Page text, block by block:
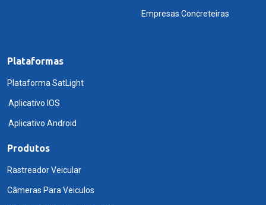
Empresas Concreteiras
Plataformas
Plataforma SatLight
Aplicativo IOS
Aplicativo Android
Produtos
Rastreador Veicular
Câmeras Para Veiculos